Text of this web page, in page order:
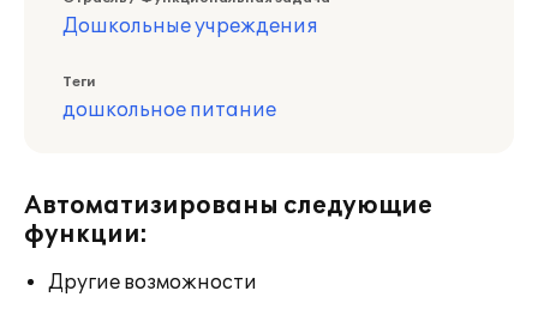
Дошкольные учреждения
Теги
дошкольное питание
Автоматизированы следующие
функции:
Другие возможности